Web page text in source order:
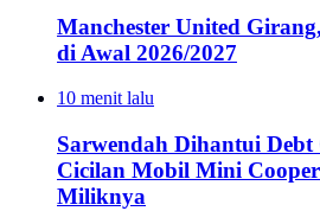
Manchester United
di Awal 2026/2027
10 menit lalu
Sarwendah Dihantui Debt
Cicilan Mobil Mini
Miliknya